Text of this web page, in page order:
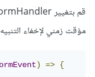
مؤقت زمني لإخفاء
) =>
{